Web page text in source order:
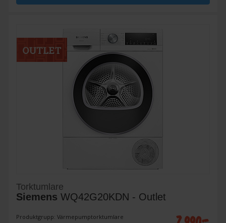
Torktumlare
Siemens WQ42G20KDN - Outlet
Produktgrupp: Värmepumptorktumlare